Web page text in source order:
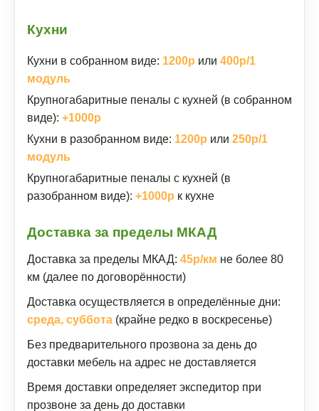
Кухни
Кухни в собранном виде: 1200р или 400р/1
модуль
Крупногабаритные пеналы с кухней (в собранном
виде): +1000р
Кухни в разобранном виде: 1200р или 250р/1
модуль
Крупногабаритные пеналы с кухней (в
разобранном виде): +1000р к кухне
Доставка за пределы МКАД
Доставка за пределы МКАД: 45р/км не более 80
км (далее по договорённости)
Доставка осуществляется в определённые дни:
среда, суббота (крайне редко в воскресенье)
Без предварительного прозвона за день до
доставки мебель на адрес не доставляется
Время доставки определяет экспедитор при
прозвоне за день до доставки